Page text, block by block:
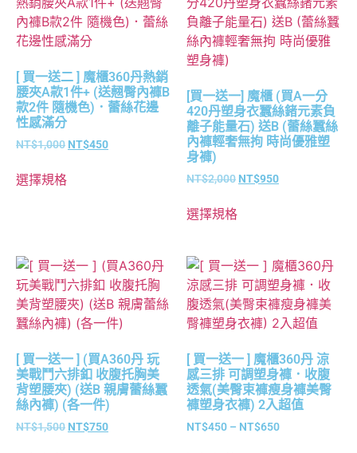
[ 買一送二 ] 魔櫃360丹熱銷
腰夾A款1件+ (送翹臀內褲B
款2件 隨機色)．蕾絲花邊
性感滿分
NT$1,000 NT$450
選擇規格
[買一送一] 魔櫃 (買A一分
420丹塑身衣蠶絲鍺元素負
離子能量石) 送B (蕾絲蠶絲
內褲輕奢無拘 時尚優雅塑
身褲)
NT$2,000 NT$950
選擇規格
[ 買一送一 ] (買A360丹 玩
美戰鬥六排釦 收腹托胸美
背塑腰夾) (送B 親膚蕾絲蠶
絲內褲) (各一件)
NT$1,500 NT$750
[ 買一送一 ] 魔櫃360丹 涼
感三排 可調塑身褲．收腹
透氣(美臀束褲瘦身褲美臀
褲塑身衣褲) 2入超值
NT$450 – NT$650